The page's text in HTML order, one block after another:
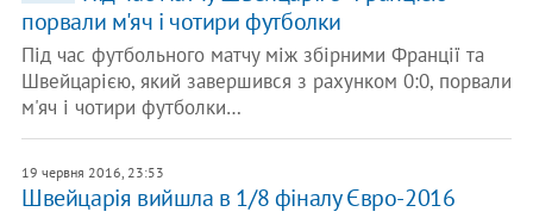
порвали м'яч і чотири футболки
Під час футбольного матчу між збірними Франції та
Швейцарією, який завершився з рахунком 0:0, порвали
м'яч і чотири футболки…
19 червня 2016, 23:53
Швейцарія вийшла в 1/8 фіналу Євро-2016